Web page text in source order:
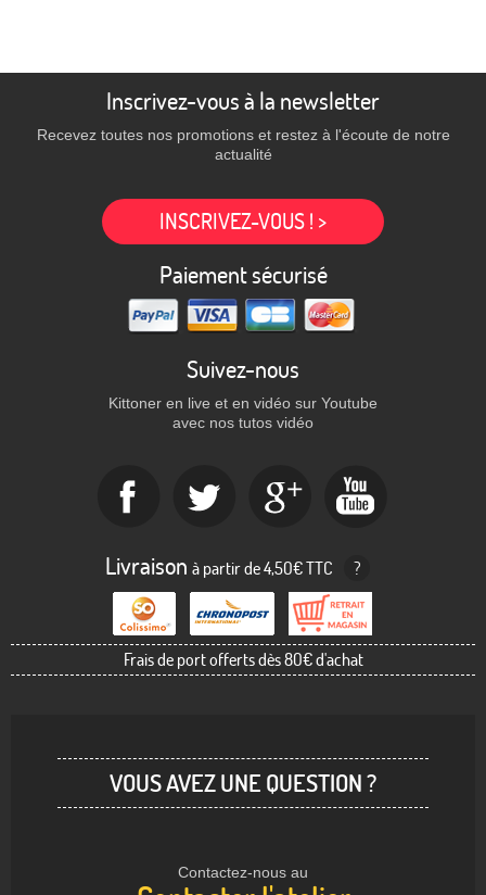
Inscrivez-vous à la newsletter
Recevez toutes nos promotions et restez à l'écoute de notre
actualité
INSCRIVEZ-VOUS ! >
Paiement sécurisé
Suivez-nous
Kittoner en live et en vidéo sur Youtube
avec nos tutos vidéo
Livraison à partir de 4,50€ TTC ?
Frais de port offerts dès 80€ d'achat
VOUS AVEZ UNE QUESTION ?
Contactez-nous au